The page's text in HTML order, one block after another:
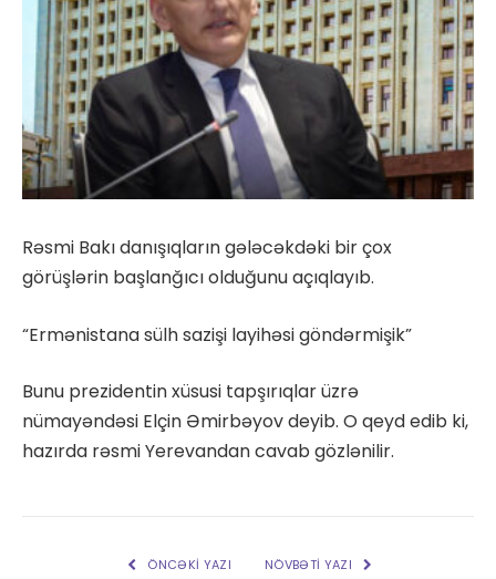
Rəsmi Bakı danışıqların gələcəkdəki bir çox
görüşlərin başlanğıcı olduğunu açıqlayıb.
“Ermənistana sülh sazişi layihəsi göndərmişik”
Bunu prezidentin xüsusi tapşırıqlar üzrə
nümayəndəsi Elçin Əmirbəyov deyib. O qeyd edib ki,
hazırda rəsmi Yerevandan cavab gözlənilir.
ÖNCƏKI YAZI NÖVBƏTI YAZI